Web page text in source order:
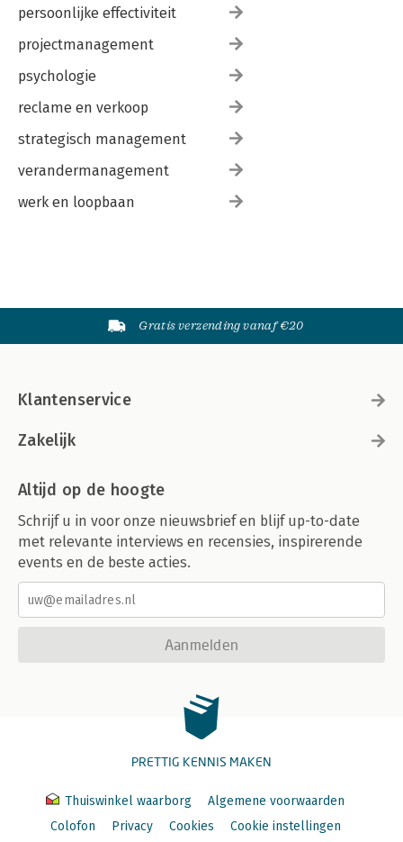
persoonlijke effectiviteit
projectmanagement
psychologie
reclame en verkoop
strategisch management
verandermanagement
werk en loopbaan
Gratis verzending vanaf €20
Klantenservice
Zakelijk
Altijd op de hoogte
Schrijf u in voor onze nieuwsbrief en blijf up-to-date
met relevante interviews en recensies, inspirerende
events en de beste acties.
Aanmelden
PRETTIG KENNIS MAKEN
Thuiswinkel waarborg
Algemene voorwaarden
Colofon
Privacy Cookies Cookie instellingen